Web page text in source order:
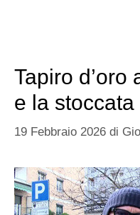
Tapiro d’oro
e la
19 Febbraio 2026 di